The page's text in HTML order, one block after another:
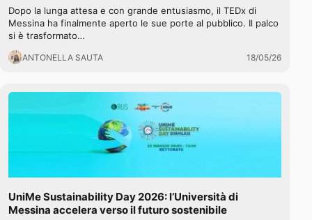
Dopo la lunga attesa e con grande entusiasmo, il TEDx di
Messina ha finalmente aperto le sue porte al pubblico. Il palco
si è trasformato…
ANTONELLA SAUTA 18/05/26
UniMe Sustainability Day 2026: l’Università di
Messina accelera verso il futuro sostenibile